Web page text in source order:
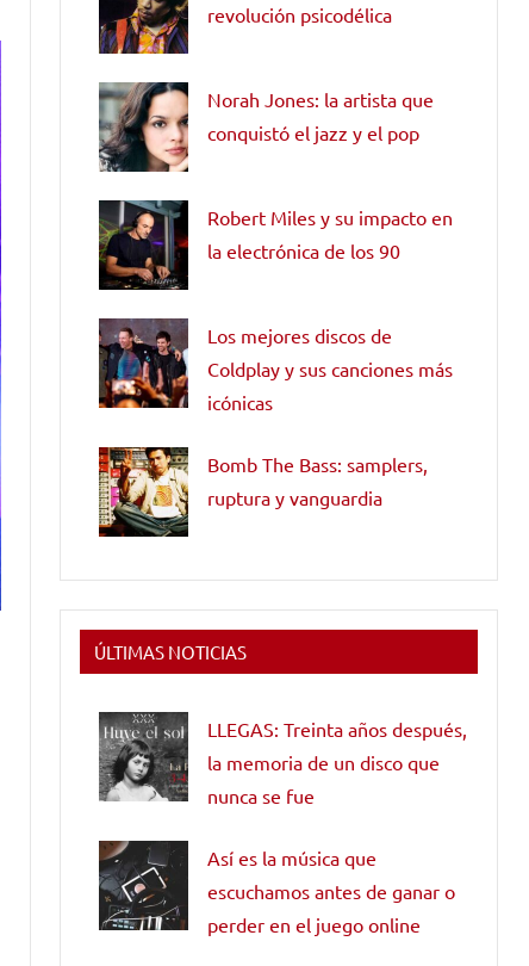
revolución psicodélica
Norah Jones: la artista que
conquistó el jazz y el pop
Robert Miles y su impacto en
la electrónica de los 90
Los mejores discos de
Coldplay y sus canciones más
icónicas
Bomb The Bass: samplers,
ruptura y vanguardia
ÚLTIMAS NOTICIAS
LLEGAS: Treinta años después,
la memoria de un disco que
nunca se fue
Así es la música que
escuchamos antes de ganar o
perder en el juego online